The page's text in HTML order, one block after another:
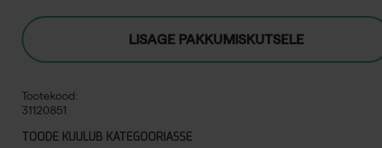
LISAGE PAKKUMISKUTSELE
Tootekood:
31120851
TOODE KUULUB KATEGOORIASSE